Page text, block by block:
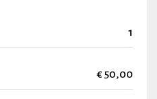
1
€ 50,00